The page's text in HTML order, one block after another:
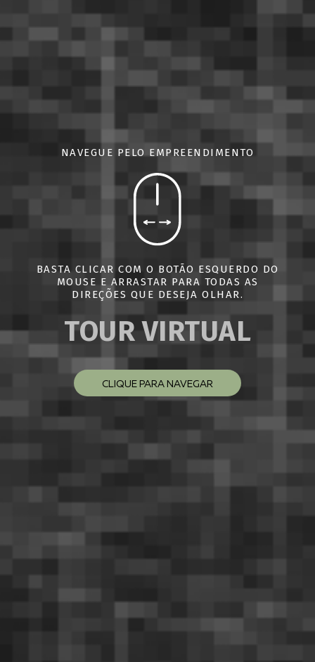
NAVEGUE PELO EMPREENDIMENTO
BASTA CLICAR COM O BOTÃO ESQUERDO DO
MOUSE E ARRASTAR PARA TODAS AS
DIREÇÕES QUE DESEJA OLHAR.
TOUR VIRTUAL
CLIQUE PARA NAVEGAR